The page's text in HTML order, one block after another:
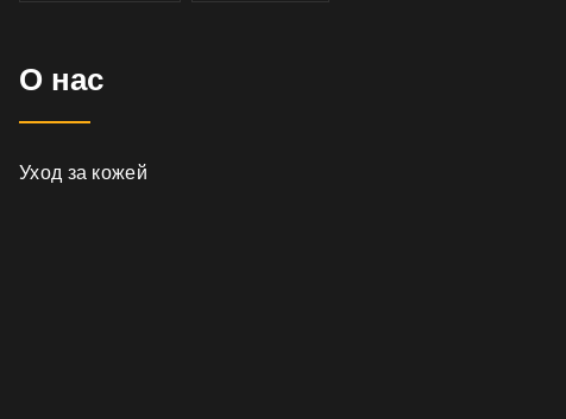
О нас
Уход за кожей